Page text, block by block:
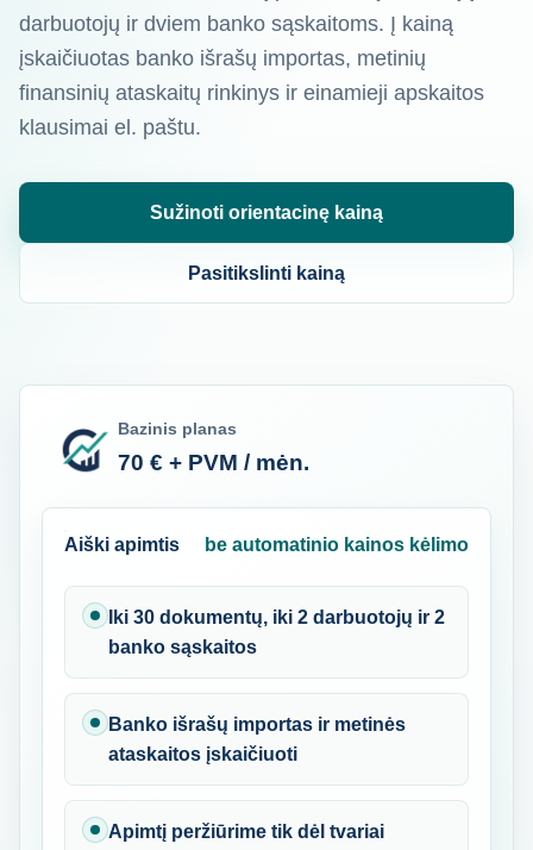
darbuotojų ir dviem banko sąskaitoms. Į kainą
įskaičiuotas banko išrašų importas, metinių
finansinių ataskaitų rinkinys ir einamieji apskaitos
klausimai el. paštu.
Sužinoti orientacinę kainą
Pasitikslinti kainą
Bazinis planas
70 € + PVM / mėn.
Aiški apimtis be automatinio kainos kėlimo
Iki 30 dokumentų, iki 2 darbuotojų ir 2
banko sąskaitos
Banko išrašų importas ir metinės
ataskaitos įskaičiuoti
Apimtį peržiūrime tik dėl tvariai